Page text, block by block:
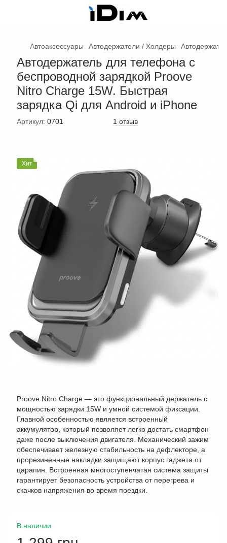
Автоаксессуары Автодержатели / Холдеры
Автодержатель для телефона с
беспроводной зарядкой Proove
Nitro Charge 15W. Быстрая
зарядка Qi для Android и iPhone
Артикул: 0701 1 отзыв
Хит
Proove Nitro Charge — это функциональный держатель с
мощностью зарядки 15W и умной системой фиксации.
Главной особенностью является встроенный
аккумулятор, который позволяет легко достать смартфон
даже после выключения двигателя. Механический зажим
обеспечивает железную стабильность на дефлекторе, а
прорезиненные накладки защищают корпус гаджета от
царапин. Встроенная многоступенчатая система защиты
гарантирует безопасность устройства от перегрева и
скачков напряжения во время поездки.
В наличии